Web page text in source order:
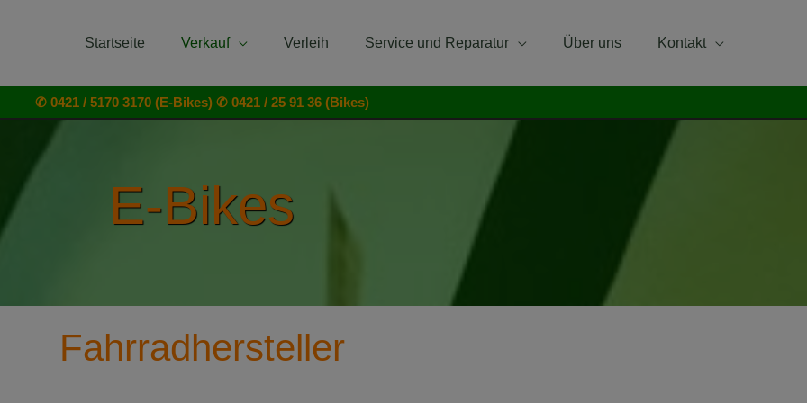
Startseite Verkauf Verleih Service und Reparatur Über uns Kontakt
✆ 0421 / 5170 3170 (E-Bikes) ✆ 0421 / 25 91 36 (Bikes)
E-Bikes
Fahrradhersteller